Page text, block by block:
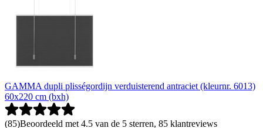
GAMMA dupli plisségordijn verduisterend antraciet (kleurnr. 6013)
60x220 cm (bxh)
(85)Beoordeeld met 4.5 van de 5 sterren, 85 klantreviews